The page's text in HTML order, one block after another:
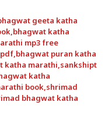
geeta katha
,bhagwat katha
mp3 free
,bhagwat puran katha
katha marathi,sankshipt
katha
book,shrimad
bhagwat katha